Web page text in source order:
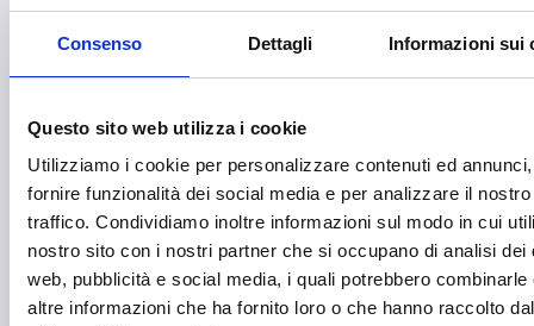
Consenso Dettagli Informazioni sui
Questo sito web utilizza i cookie
Utilizziamo i cookie per personalizzare contenuti ed
fornire funzionalità dei social media e per analizzare il nostro
traffico. Condividiamo inoltre informazioni sul modo in cui
nostro sito con i nostri partner che si occupano di analisi dei
web, pubblicità e social media, i quali potrebbero combinarle
altre informazioni che ha fornito loro o che hanno raccolto
Arte e Cultura
Artigianato
Asilo e migrazione
Audiovisivi e Cinema
Automotive
Avvio attività